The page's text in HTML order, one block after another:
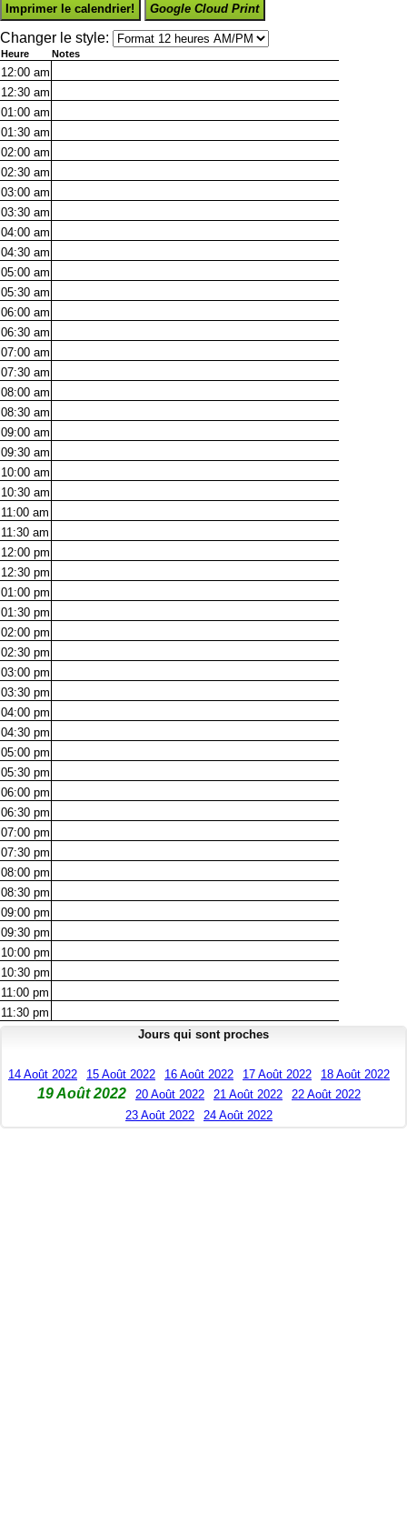
Imprimer le calendrier! Google Cloud Print
Changer le style:
Heure Notes
12:00 am
12:30 am
01:00 am
01:30 am
02:00 am
02:30 am
03:00 am
03:30 am
04:00 am
04:30 am
05:00 am
05:30 am
06:00 am
06:30 am
07:00 am
07:30 am
08:00 am
08:30 am
09:00 am
09:30 am
10:00 am
10:30 am
11:00 am
11:30 am
12:00 pm
12:30 pm
01:00 pm
01:30 pm
02:00 pm
02:30 pm
03:00 pm
03:30 pm
04:00 pm
04:30 pm
05:00 pm
05:30 pm
06:00 pm
06:30 pm
07:00 pm
07:30 pm
08:00 pm
08:30 pm
09:00 pm
09:30 pm
10:00 pm
10:30 pm
11:00 pm
11:30 pm
Jours qui sont proches
14 Août 2022 15 Août 2022 16 Août 2022 17 Août 2022 18 Août 2022
19 Août 2022 20 Août 2022 21 Août 2022
22 Août 2022
23 Août 2022
24 Août 2022